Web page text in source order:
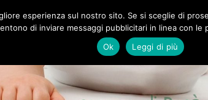
esperienza sul nostro sito. Se si sceglie di
di inviare messaggi pubblicitari in linea con
Ok
Leggi di più